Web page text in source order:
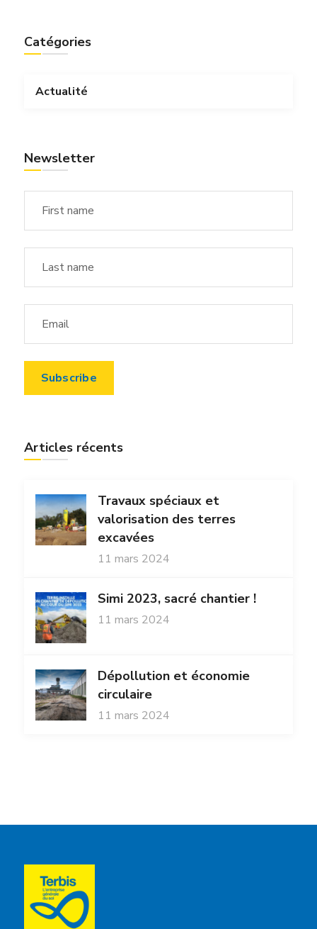
Catégories
Actualité
Newsletter
Articles récents
Travaux spéciaux et
valorisation des terres
excavées
11 mars 2024
Simi 2023, sacré chantier !
11 mars 2024
Dépollution et économie
circulaire
11 mars 2024